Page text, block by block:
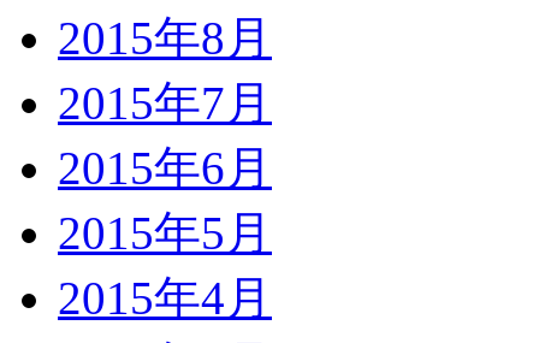
2015年8月
2015年7月
2015年6月
2015年5月
2015年4月